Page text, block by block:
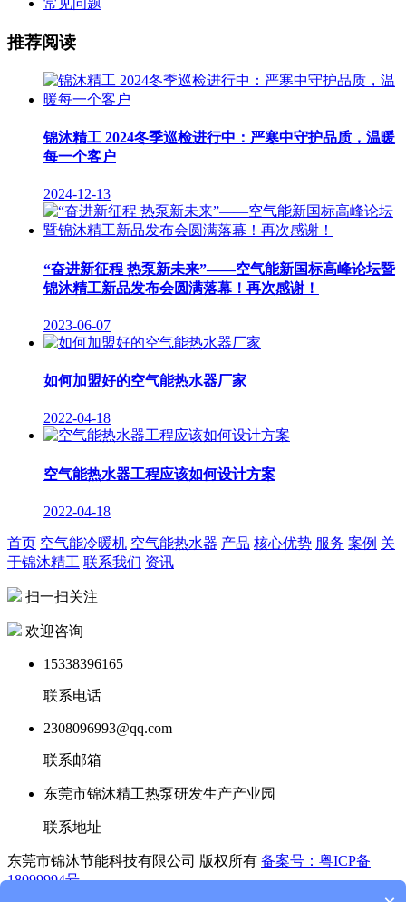
常见问题
推荐阅读
锦沐精工 2024冬季巡检进行中：严寒中守护品质，温暖
每一个客户
2024-12-13
“奋进新征程 热泵新未来”——空气能新国标高峰论坛暨
锦沐精工新品发布会圆满落幕！再次感谢！
2023-06-07
如何加盟好的空气能热水器厂家
2022-04-18
空气能热水器工程应该如何设计方案
2022-04-18
首页 空气能冷暖机 空气能热水器 产品 核心优势 服务 案例 关
于锦沐精工 联系我们 资讯
扫一扫关注
欢迎咨询
15338396165
联系电话
2308096993@qq.com
联系邮箱
东莞市锦沐精工热泵研发生产产业园
联系地址
东莞市锦沐节能科技有限公司 版权所有 备案号：粤ICP备
18099994号